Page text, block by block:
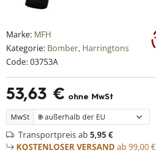
Marke: MFH
Kategorie: Bomber, Harringtons
Code: 03753A
53,63 € ohne MwSt
MwSt
Transportpreis ab 5,95 €
KOSTENLOSER VERSAND ab 99,00 €